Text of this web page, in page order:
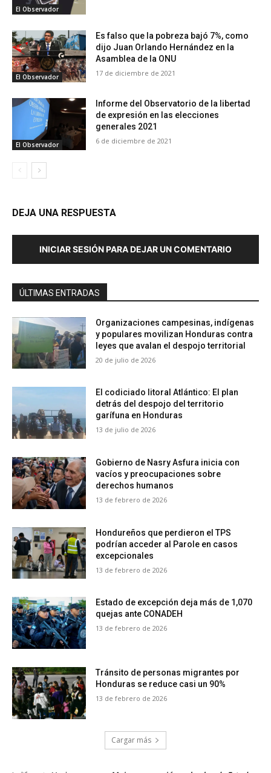
El Observador
El Observador
Es falso que la pobreza bajó 7%, como
dijo Juan Orlando Hernández en la
Asamblea de la ONU
17 de diciembre de 2021
El Observador
Informe del Observatorio de la libertad
de expresión en las elecciones
generales 2021
6 de diciembre de 2021
DEJA UNA RESPUESTA
INICIAR SESIÓN PARA DEJAR UN COMENTARIO
ÚLTIMAS ENTRADAS
Organizaciones campesinas, indígenas
y populares movilizan Honduras contra
leyes que avalan el despojo territorial
20 de julio de 2026
El codiciado litoral Atlántico: El plan
detrás del despojo del territorio
garífuna en Honduras
13 de julio de 2026
Gobierno de Nasry Asfura inicia con
vacíos y preocupaciones sobre
derechos humanos
13 de febrero de 2026
Hondureños que perdieron el TPS
podrían acceder al Parole en casos
excepcionales
13 de febrero de 2026
Estado de excepción deja más de 1,070
quejas ante CONADEH
13 de febrero de 2026
Tránsito de personas migrantes por
Honduras se reduce casi un 90%
13 de febrero de 2026
Cargar más